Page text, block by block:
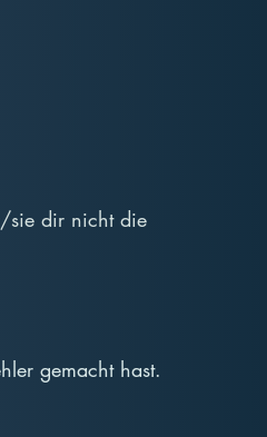
sie dir nicht die
gemacht hast.